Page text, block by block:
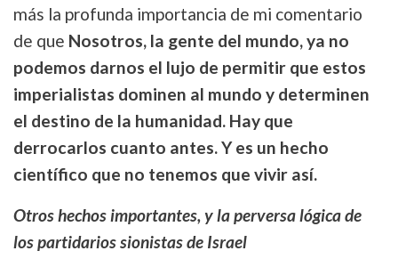
más la profunda importancia de mi comentario
de que Nosotros, la gente del mundo, ya no
podemos darnos el lujo de permitir que estos
imperialistas dominen al mundo y determinen
el destino de la humanidad. Hay que
derrocarlos cuanto antes. Y es un hecho
científico que no tenemos que vivir así.
Otros hechos importantes, y la perversa lógica de
los partidarios sionistas de Israel